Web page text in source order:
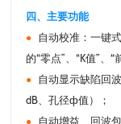
四、主要功能
● 自动校准：一键
的“零点”、“K值”、“
● 自动显示缺陷回
dB、孔径ф值）；
● 自动增益、回波